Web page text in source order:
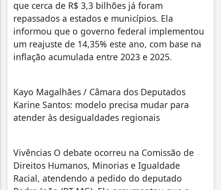
que cerca de R$ 3,3 bilhões já foram
repassados a estados e municípios. Ela
informou que o governo federal implementou
um reajuste de 14,35% este ano, com base na
inflação acumulada entre 2023 e 2025.
Kayo Magalhães / Câmara dos Deputados
Karine Santos: modelo precisa mudar para
atender às desigualdades regionais
Vivências O debate ocorreu na Comissão de
Direitos Humanos, Minorias e Igualdade
Racial, atendendo a pedido do deputado